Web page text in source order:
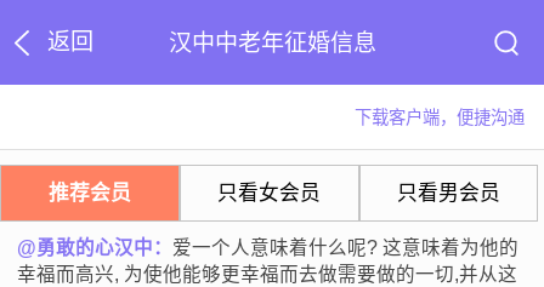
返回 汉中中老年征婚信息
下载客户端，便捷沟通
推荐会员 只看女会员 只看男会员
@勇敢的心汉中： 爱一个人意味着什么呢? 这意味着为他的
幸福而高兴, 为使他能够更幸福而去做需要做的一切,并从这